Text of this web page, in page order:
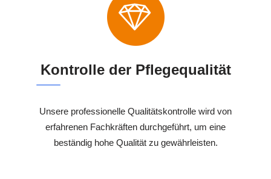
Kontrolle der Pflegequalität
Unsere professionelle Qualitätskontrolle wird von
erfahrenen Fachkräften durchgeführt, um eine
beständig hohe Qualität zu gewährleisten.